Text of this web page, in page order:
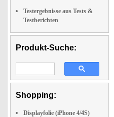
Testergebnisse aus Tests &
Testberichten
Produkt-Suche:
Shopping:
Displayfolie (iPhone 4/4S)